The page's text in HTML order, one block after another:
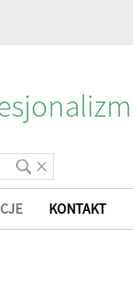
KONTAKT